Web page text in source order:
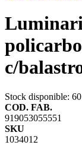
c/
Stock disponible: 60
COD. FAB.
919053055551
SKU
1034012